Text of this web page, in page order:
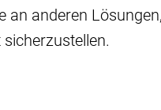
an anderen